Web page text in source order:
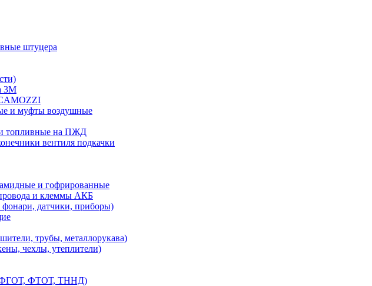
штуцера
3М
и муфты воздушные
топливные на ПЖД
вентиля подкачки
и гофрированные
и клеммы АКБ
фонари, датчики, приборы)
трубы, металлорукава)
чехлы, утеплители)
(ФГОТ, ФТОТ, ТННД)